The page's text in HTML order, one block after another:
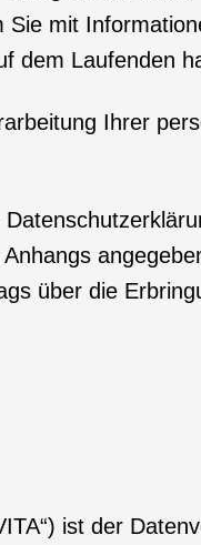
mit
dem Laufenden
Ihrer
über die
ist der